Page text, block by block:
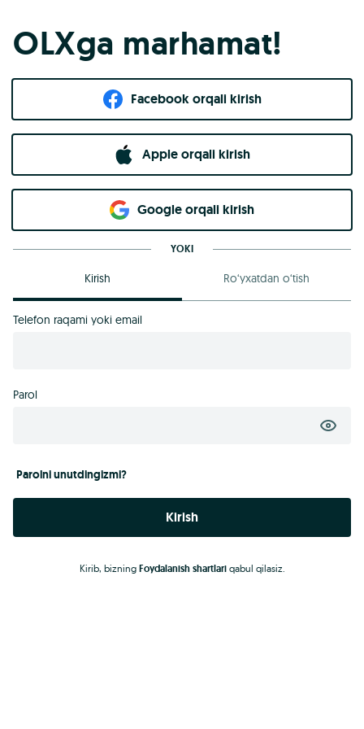
OLXga marhamat!
Facebook orqali kirish​
Apple orqali kirish
Goo​g​le orqali kirish
YOKI
Kirish Ro‘yxatdan o‘tish
Telefon raqami yoki email
Parol
Parolni unutdingizmi?
Kirish
Kirib, bizning Foydalanish shartlariqabul qilasiz.